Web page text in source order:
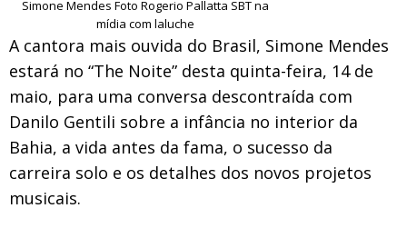
Simone Mendes Foto Rogerio Pallatta SBT na
mídia com laluche
A cantora mais ouvida do Brasil, Simone Mendes
estará no “The Noite” desta quinta-feira, 14 de
maio, para uma conversa descontraída com
Danilo Gentili sobre a infância no interior da
Bahia, a vida antes da fama, o sucesso da
carreira solo e os detalhes dos novos projetos
musicais.